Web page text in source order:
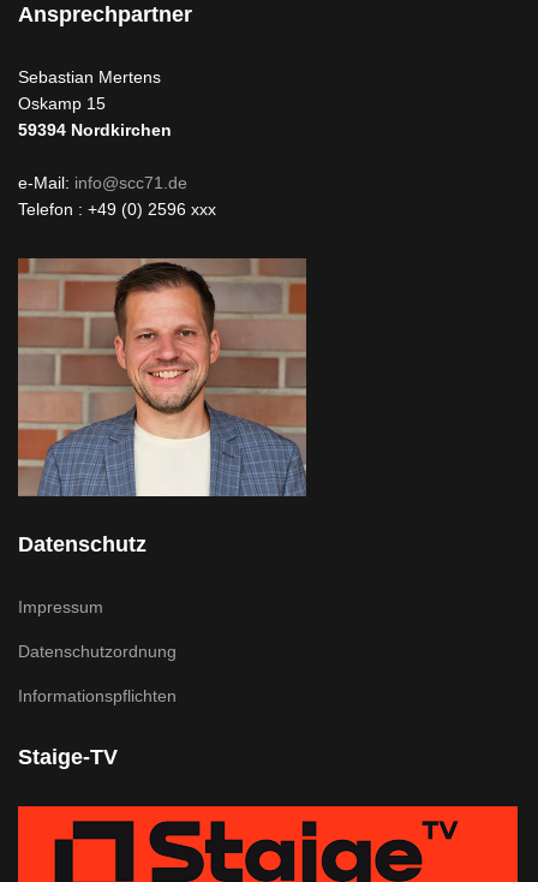
Ansprechpartner
Sebastian Mertens
Oskamp 15
59394 Nordkirchen
e-Mail: info@scc71.de
Telefon : +49 (0) 2596 xxx
Datenschutz
Impressum
Datenschutzordnung
Informationspflichten
Staige-TV